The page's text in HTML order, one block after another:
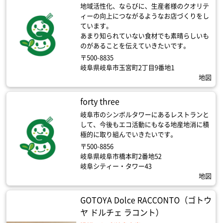
地域活性化、ならびに、生産者様のクオリテ
ィーの向上につながるようなお店づくりをし
ています。
あまり知られていない食材でも素晴らしいも
のがあることを伝えていきたいです。
〒500-8835
岐阜県岐阜市玉宮町2丁目9番地1
地図
forty three
岐阜市のシンボルタワーにあるレストランと
して、今後もエコ活動にもなる地産地消に積
極的に取り組んでいきたいです。
〒500-8856
岐阜県岐阜市橋本町2番地52
岐阜シティー・タワー43
地図
GOTOYA Dolce RACCONTO（ゴトウ
ヤ ドルチェ ラコント）